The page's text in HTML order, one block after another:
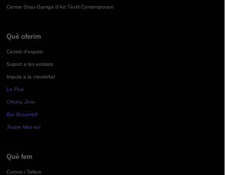
Centre Grau-Garriga d'Art Tèxtil Contemporani
Què oferim
Cessió d'espais
Suport a les entitats
Impuls a la creativitat
La Pua
Oficina Jove
Bar Bocamoll
Teatre Mira-sol
Què fem
Cursos i Tallers